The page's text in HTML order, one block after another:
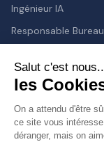
Ingénieur IA
Responsable
Chief Technology
Responsable de la
Salut c'est
les
On a attendu d'être
ce site vous
déranger, mais on